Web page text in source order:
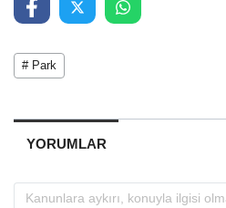
# Park
YORUMLAR